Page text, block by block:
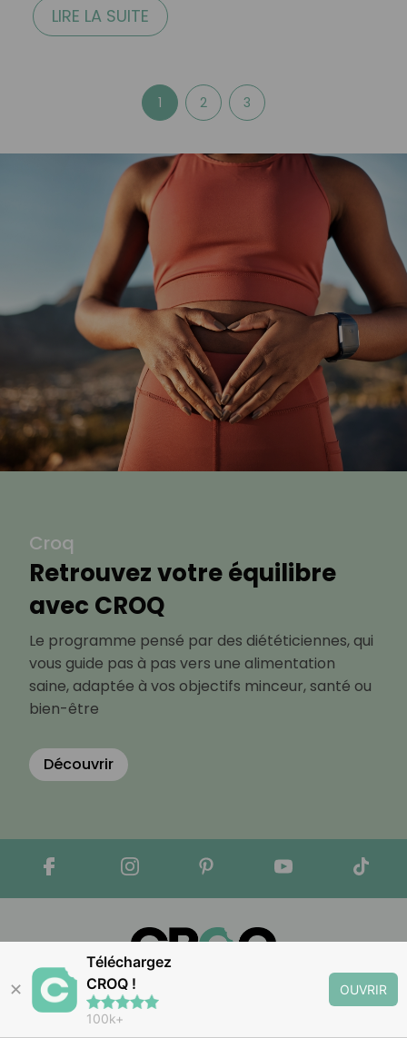
LIRE LA SUITE
1 2 3
Croq
Retrouvez votre équilibre
avec CROQ
Le programme pensé par des diététiciennes, qui
vous guide pas à pas vers une alimentation
saine, adaptée à vos objectifs minceur, santé ou
bien-être
Découvrir
Apple Store
✕
Téléchargez
CROQ !
100k+
OUVRIR